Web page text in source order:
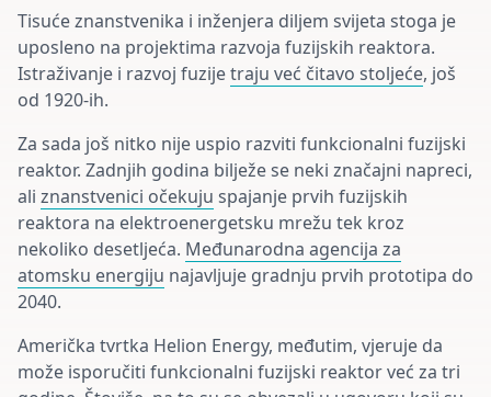
Tisuće znanstvenika i inženjera diljem svijeta stoga je
uposleno na projektima razvoja fuzijskih reaktora.
Istraživanje i razvoj fuzijetraju već čitavo stoljeće, još
od 1920-ih.
Za sada još nitko nije uspio razviti funkcionalni fuzijski
reaktor. Zadnjih godina bilježe se neki značajni napreci,
ali znanstvenici očekuju spajanje prvih fuzijskih
reaktora na elektroenergetsku mrežu tek kroz
nekoliko desetljeća. Međunarodna agencija za
atomsku energiju najavljuje gradnju prvih prototipa do
2040.
Američka tvrtka Helion Energy, međutim, vjeruje da
može isporučiti funkcionalni fuzijski reaktor već za tri